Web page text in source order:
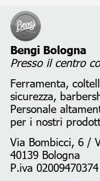
Bengi Bologna
Presso il centro
Ferramenta,
sicurezza,
Personale
per i nostri
Via Bombicci, 6 /
40139 Bologna
P.iva 02009470374